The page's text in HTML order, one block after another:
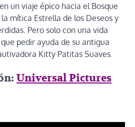
un viaje épico hacia el Bosque
mítica Estrella de los Deseos y
Pero solo con una vida
pedir ayuda de su antigua
Kitty Patitas Suaves.
Universal Pictures